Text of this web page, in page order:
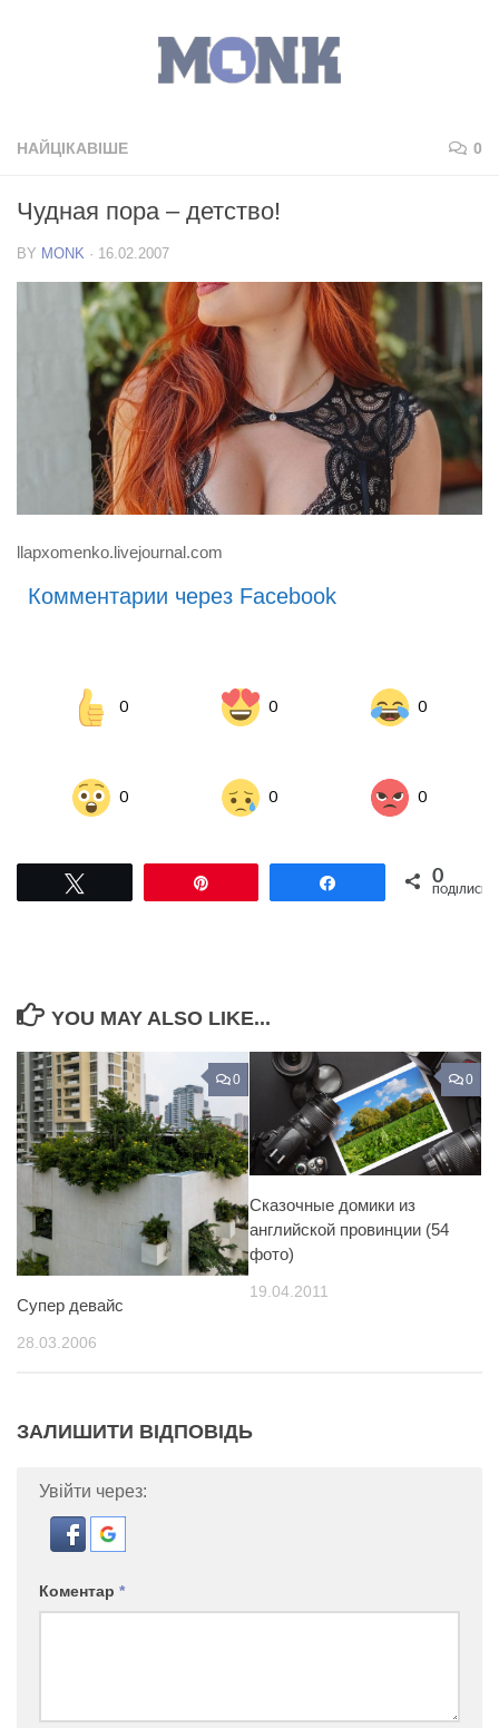
НАЙЦІКАВІШЕ 0
Чудная пора – детство!
BY MONK · 16.02.2007
llapxomenko.livejournal.com
Комментарии через Facebook
0 0 0
0 0 0
Поділитися0
ПОДІЛИСЬ
YOU MAY ALSO LIKE...
0
Супер девайс
28.03.2006
0
Сказочные домики из
английской провинции (54
фото)
19.04.2011
ЗАЛИШИТИ ВІДПОВІДЬ
Увійти через:
Коментар *